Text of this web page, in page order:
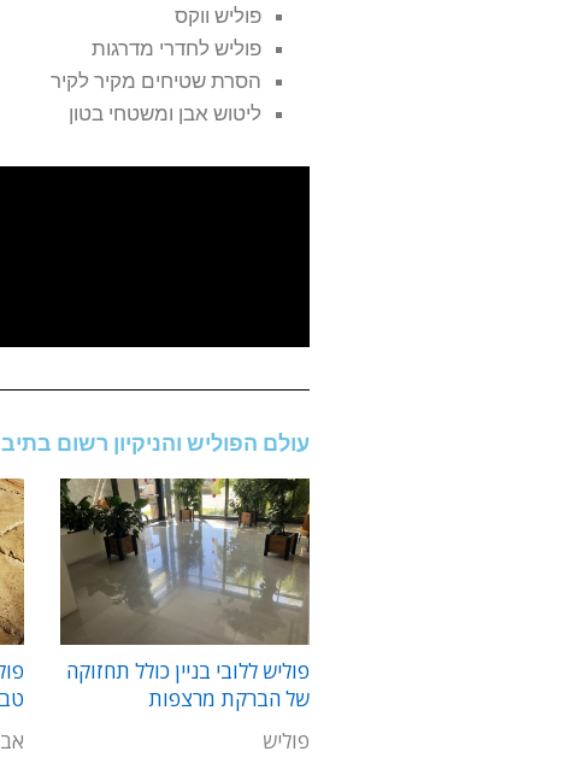
פוליש ווקס
פוליש לחדרי מדרגות
הסרת שטיחים מקיר לקיר
ליטוש אבן ומשטחי בטון
עולם הפוליש והניקיון רשום
פוליש ללובי בניין כולל תחזוקה
של הברקת מרצפות
פוליש